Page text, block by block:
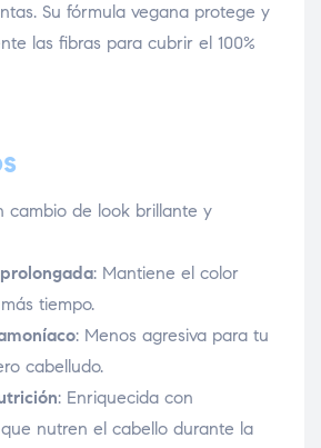
Su fórmula vegana protege y
las fibras para cubrir el 100%
cambio de look brillante y
: Mantiene el color
tiempo.
: Menos agresiva para tu
cabelludo.
: Enriquecida con
nutren el cabello durante la